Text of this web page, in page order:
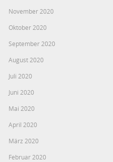
November 2020
Oktober 2020
September 2020
August 2020
Juli 2020
Juni 2020
Mai 2020
April 2020
März 2020
Februar 2020